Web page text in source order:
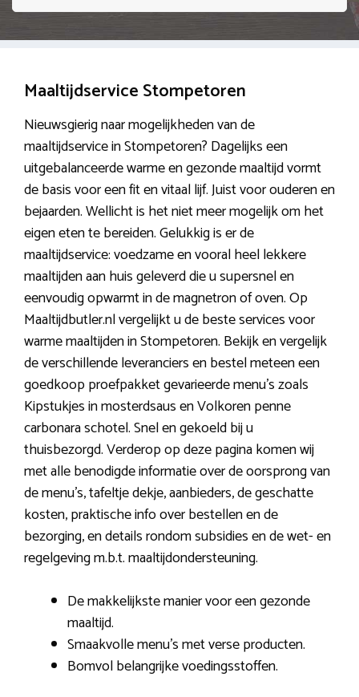
Maaltijdservice Stompetoren
Nieuwsgierig naar mogelijkheden van de
maaltijdservice in Stompetoren? Dagelijks een
uitgebalanceerde warme en gezonde maaltijd vormt
de basis voor een fit en vitaal lijf. Juist voor ouderen en
bejaarden. Wellicht is het niet meer mogelijk om het
eigen eten te bereiden. Gelukkig is er de
maaltijdservice: voedzame en vooral heel lekkere
maaltijden aan huis geleverd die u supersnel en
eenvoudig opwarmt in de magnetron of oven. Op
Maaltijdbutler.nl vergelijkt u de beste services voor
warme maaltijden in Stompetoren. Bekijk en vergelijk
de verschillende leveranciers en bestel meteen een
goedkoop proefpakket gevarieerde menu’s zoals
Kipstukjes in mosterdsaus en Volkoren penne
carbonara schotel. Snel en gekoeld bij u
thuisbezorgd. Verderop op deze pagina komen wij
met alle benodigde informatie over de oorsprong van
de menu’s, tafeltje dekje, aanbieders, de geschatte
kosten, praktische info over bestellen en de
bezorging, en details rondom subsidies en de wet- en
regelgeving m.b.t. maaltijdondersteuning.
De makkelijkste manier voor een gezonde
maaltijd.
Smaakvolle menu’s met verse producten.
Bomvol belangrijke voedingsstoffen.